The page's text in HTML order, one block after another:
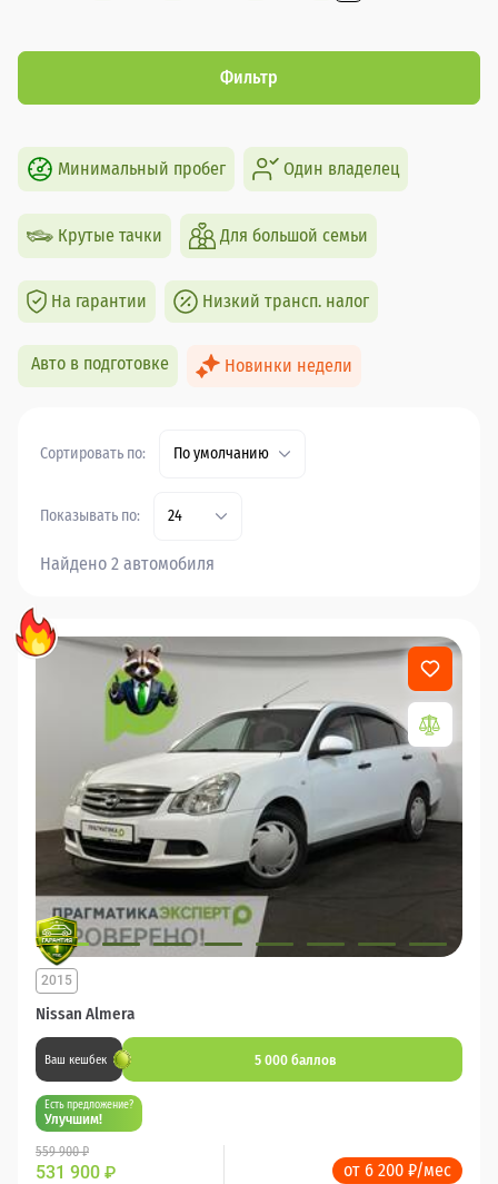
Фильтр
Минимальный пробег Один владелец
Крутые тачки Для большой семьи
На гарантии Низкий трансп. налог
Авто в подготовке Новинки недели
Сортировать по: По умолчанию
Показывать по: 24
Найдено 2 автомобиля
Nissan Almera
2015
Ваш кешбек 5 000 баллов
Есть предложение?
Улучшим!
559 900 ₽
531 900 ₽ от 6 200 ₽/мес